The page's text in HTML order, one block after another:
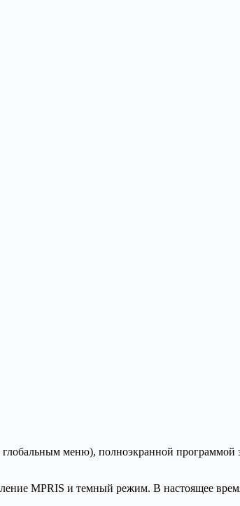
меню), полноэкранной программой
MPRIS и темный режим. В настоящее